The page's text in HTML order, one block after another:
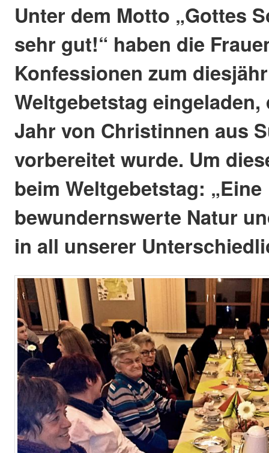
Unter dem Motto „Gottes
sehr gut!“ haben die
Konfessionen zum
Weltgebetstag
Jahr von Christinnen aus
vorbereitet wurde. Um
beim Weltgebetstag: „Eine
bewundernswerte Natur
in all unserer